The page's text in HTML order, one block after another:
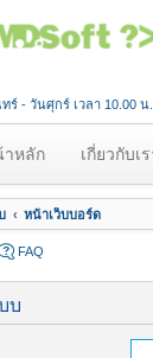
ร์ - วันศุกร์ เวลา 10.00 น.
าหลัก(
u
r
เกี่ยวกับเ
หน้าเว็บบอร์ด
FAQ
บ